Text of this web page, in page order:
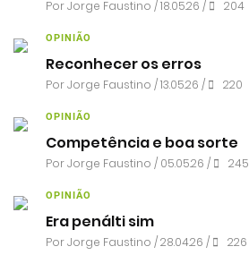
PorJorge Faustino / 18.05.26 / 204
OPINIÃO
Reconhecer os erros
PorJorge Faustino / 13.05.26 / 220
OPINIÃO
Competência e boa sorte
PorJorge Faustino / 05.05.26 / 245
OPINIÃO
Era penálti sim
PorJorge Faustino / 28.04.26 / 226